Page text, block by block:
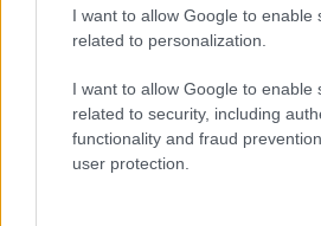
I want to allow Google to enable
related to personalization.
I want to allow Google to enable
related to security, including
functionality and fraud
user protection.